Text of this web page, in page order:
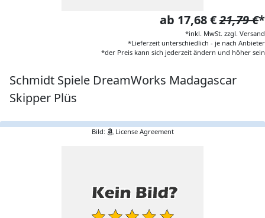
ab 17,68 €21,79 €*
*inkl. MwSt. zzgl. Versand
*Lieferzeit unterschiedlich - je nach Anbieter
*der Preis kann sich jederzeit ändern und höher sein
Schmidt Spiele DreamWorks Madagascar
Skipper Plüs
Bild: License Agreement